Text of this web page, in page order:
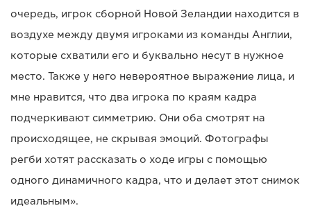
очередь, игрок сборной Новой Зеландии находится в
воздухе между двумя игроками из команды Англии,
которые схватили его и буквально несут в нужное
место. Также у него невероятное выражение лица, и
мне нравится, что два игрока по краям кадра
подчеркивают симметрию. Они оба смотрят на
происходящее, не скрывая эмоций. Фотографы
регби хотят рассказать о ходе игры с помощью
одного динамичного кадра, что и делает этот снимок
идеальным».